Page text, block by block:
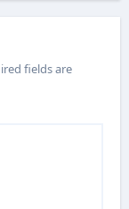
fields are